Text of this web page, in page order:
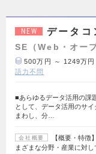
NEW データコ
SE（Web・オー
500万円 ～ 1249万円
語力不問
■あらゆるデータ活用の課
として、データ活用のサ
まわし、分…
会社概要
【概要・特徴
まざまな分野・産業に対